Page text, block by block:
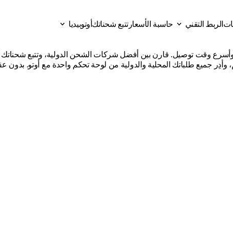
وأدِر جميع طلباتك المحلية والدولية من لوحة تحكم واحدة مع أوتو. بدون
الربط التقني
حاسبة الأسعارتتبع شحناتك أوتوبيديا